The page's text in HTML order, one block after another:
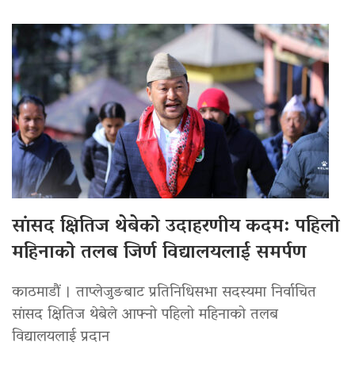
सांसद क्षितिज थेबेको उदाहरणीय कदम: पहिलो
महिनाको तलब जिर्ण विद्यालयलाई समर्पण
काठमाडौं । ताप्लेजुङबाट प्रतिनिधिसभा सदस्यमा निर्वाचित
सांसद क्षितिज थेबेले आफ्नो पहिलो महिनाको तलब
विद्यालयलाई प्रदान